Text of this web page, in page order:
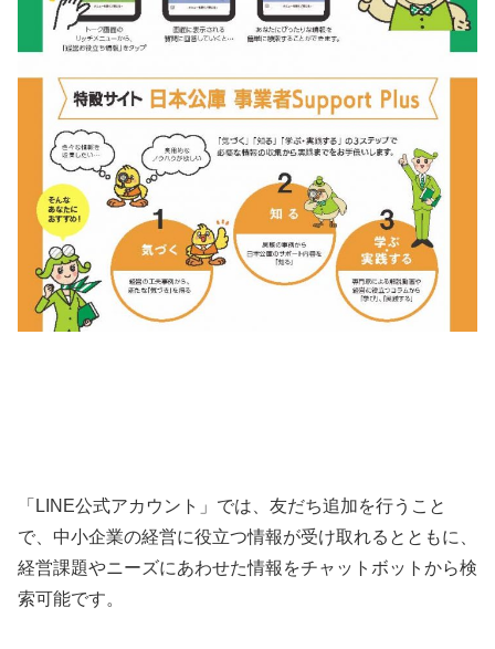
「LINE公式アカウント」では、友だち追加を行うこと
で、中小企業の経営に役立つ情報が受け取れるとともに、
経営課題やニーズにあわせた情報をチャットボットから検
索可能です。